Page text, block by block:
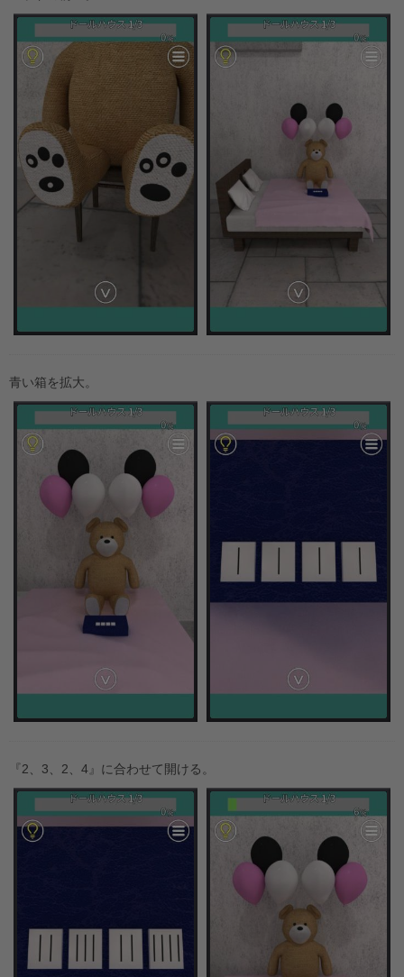
青い箱を拡大。
『2、3、2、4』に合わせて開ける。